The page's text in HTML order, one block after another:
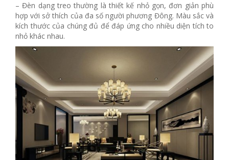
– Đèn dạng treo thường là thiết kế nhỏ gọn, đơn giản phù
hợp với sở thích của đa số người phương Đông. Màu sắc và
kích thước của chúng đủ để đáp ứng cho nhiều diện tích to
nhỏ khác nhau.